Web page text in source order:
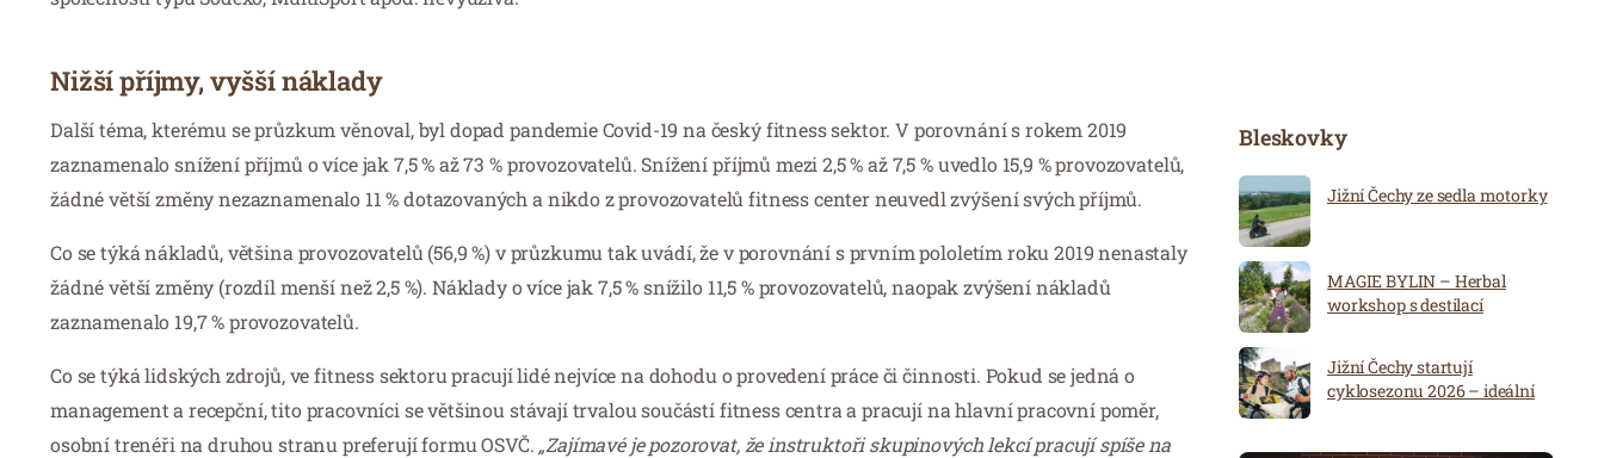
Nižší příjmy, vyšší náklady
Další téma, kterému se průzkum věnoval, byl dopad pandemie Covid-19 na český fitness sektor. V porovnání s rokem 2019
zaznamenalo snížení příjmů o více jak 7,5 % až 73 % provozovatelů. Snížení příjmů mezi 2,5 % až 7,5 % uvedlo 15,9 % provozovatelů,
žádné větší změny nezaznamenalo 11 % dotazovaných a nikdo z provozovatelů fitness center neuvedl zvýšení svých příjmů.
Co se týká nákladů, většina provozovatelů (56,9 %) v průzkumu tak uvádí, že v porovnání s prvním pololetím roku 2019 nenastaly
žádné větší změny (rozdíl menší než 2,5 %). Náklady o více jak 7,5 % snížilo 11,5 % provozovatelů, naopak zvýšení nákladů
zaznamenalo 19,7 % provozovatelů.
Co se týká lidských zdrojů, ve fitness sektoru pracují lidé nejvíce na dohodu o provedení práce či činnosti. Pokud se jedná o
management a recepční, tito pracovníci se většinou stávají trvalou součástí fitness centra a pracují na hlavní pracovní poměr,
osobní trenéři na druhou stranu preferují formu OSVČ. „Zajímavé je pozorovat, že instruktoři skupinových lekcí pracují spíše na
Bleskovky
Jižní Čechy ze sedla motorky
MAGIE BYLIN – Herbal
workshop s destilací
Jižní Čechy startují
cyklosezonu 2026 – ideální